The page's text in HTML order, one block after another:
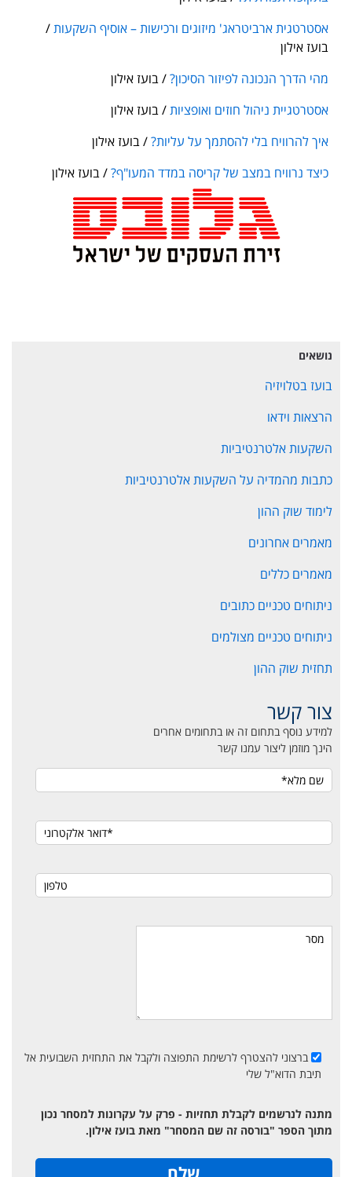
אסטרטגית ארביטראג' מיזוגים ורכישות – אוסיף השקעות/
בועז אילון
מהי הדרך הנכונה לפיזור הסיכון?/ בועז אילון
אסטרטגיית ניהול חוזים ואופציות/ בועז אילון
איך להרוויח בלי להסתמך על עליות?/ בועז אילון
כיצד נרוויח במצב של קריסה במדד המעו"ף?/ בועז אילון
נושאים
בועז בטלויזיה
הרצאות וידאו
השקעות אלטרנטיביות
כתבות מהמדיה על השקעות אלטרנטיביות
לימוד שוק ההון
מאמרים אחרונים
מאמרים כללים
ניתוחים טכניים כתובים
ניתוחים טכניים מצולמים
תחזית שוק ההון
צור קשר
למידע נוסף בתחום זה או בתחומים אחרים
הינך מוזמן ליצור עמנו קשר
ברצוני להצטרף לרשימת התפוצה ולקבל את התחזית השבועית אל
תיבת הדוא"ל שלי
מתנה לנרשמים לקבלת תחזיות - פרק על עקרונות למסחר נכון
מתוך הספר "בורסה זה שם המסחר" מאת בועז אילון.